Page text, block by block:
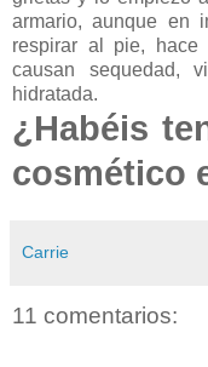
armario, aunque en
respirar al pie,
causan sequedad,
hidratada.
¿Habéis
cosmético
Carrie
11 comentarios: